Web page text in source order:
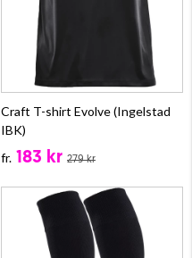
Craft T-shirt Evolve (Ingelstad
IBK)
fr. 183 kr 279 kr